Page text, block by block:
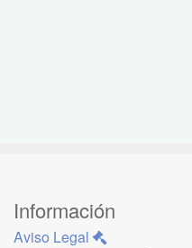
Información
Aviso Legal